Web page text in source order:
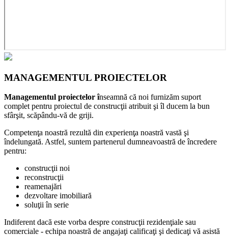
MANAGEMENTUL PROIECTELOR
Managementul proiectelor înseamnă că noi furnizăm suport
complet pentru proiectul de construcţii atribuit şi îl ducem la bun
sfârşit, scăpându-vă de griji.
Competenţa noastră rezultă din experienţa noastră vastă şi
îndelungată. Astfel, suntem partenerul dumneavoastră de încredere
pentru:
construcţii noi
reconstrucţii
reamenajări
dezvoltare imobiliară
soluţii în serie
Indiferent dacă este vorba despre construcţii rezidenţiale sau
comerciale - echipa noastră de angajaţi calificaţi şi dedicaţi vă asistă